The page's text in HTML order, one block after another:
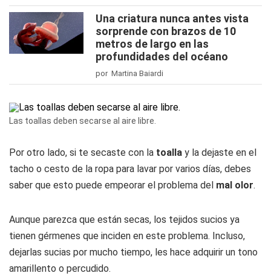
Una criatura nunca antes vista
sorprende con brazos de 10
metros de largo en las
profundidades del océano
por Martina Baiardi
Las toallas deben secarse al aire libre.
Por otro lado, si te secaste con la toalla y la dejaste en el
tacho o cesto de la ropa para lavar por varios días, debes
saber que esto puede empeorar el problema del mal olor.
Aunque parezca que están secas, los tejidos sucios ya
tienen gérmenes que inciden en este problema. Incluso,
dejarlas sucias por mucho tiempo, les hace adquirir un tono
amarillento o percudido.